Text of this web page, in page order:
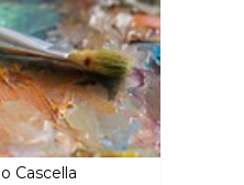
pour toute visite
vous pouvez
« stabilimenti », des
restaurants, des aires de
sur la plage.
Cascella